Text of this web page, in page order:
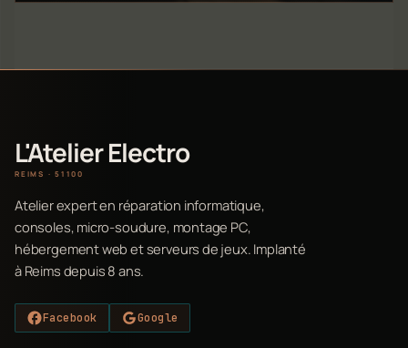
L'Atelier Electro
REIMS · 51100
Atelier expert en réparation informatique,
consoles, micro-soudure, montage PC,
hébergement web et serveurs de jeux. Implanté
à Reims depuis 8 ans.
Facebook Google